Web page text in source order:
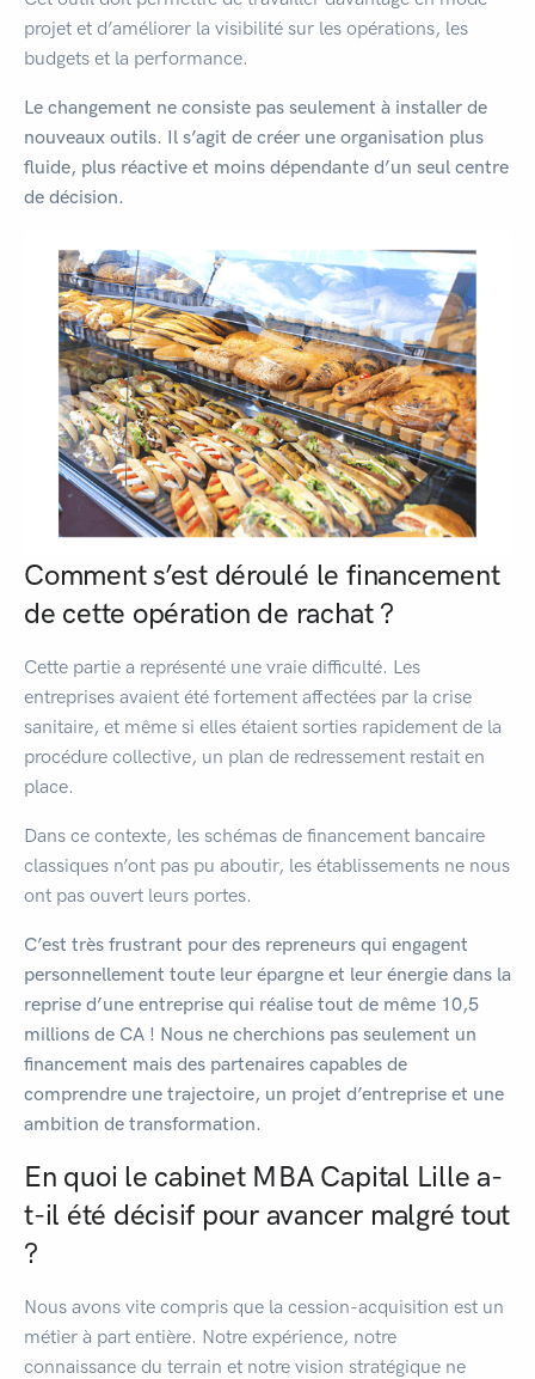
projet et d’améliorer la visibilité sur les opérations, les
budgets et la performance.
Le changement ne consiste pas seulement à installer de
nouveaux outils. Il s’agit de créer une organisation plus
fluide, plus réactive et moins dépendante d’un seul centre
de décision.
Comment s’est déroulé le financement
de cette opération de rachat ?
Cette partie a représenté une vraie difficulté. Les
entreprises avaient été fortement affectées par la crise
sanitaire, et même si elles étaient sorties rapidement de la
procédure collective, un plan de redressement restait en
place.
Dans ce contexte, les schémas de financement bancaire
classiques n’ont pas pu aboutir, les établissements ne nous
ont pas ouvert leurs portes.
C’est très frustrant pour des repreneurs qui engagent
personnellement toute leur épargne et leur énergie dans la
reprise d’une entreprise qui réalise tout de même 10,5
millions de CA ! Nous ne cherchions pas seulement un
financement mais des partenaires capables de
comprendre une trajectoire, un projet d’entreprise et une
ambition de transformation.
En quoi le cabinet MBA Capital Lille a-
t-il été décisif pour avancer malgré tout
?
Nous avons vite compris que la cession-acquisition est un
métier à part entière. Notre expérience, notre
connaissance du terrain et notre vision stratégique ne